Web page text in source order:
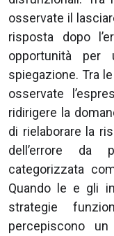
osservate il
risposta dopo
opportunità per
spiegazione. Tra
osservate
ridirigere la
di rielaborare la
dell’errore da
categorizzata
Quando le e gli
strategie
percepiscono